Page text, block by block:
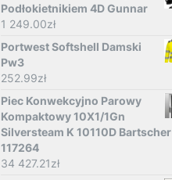
Podłokietnikiem 4D Gunnar
1 249.00zł
Portwest Softshell Damski
Pw3
252.99zł
Piec Konwekcyjno Parowy
Kompaktowy 10X1/1Gn
Silversteam K 10110D Bartscher
117264
34 427.21zł